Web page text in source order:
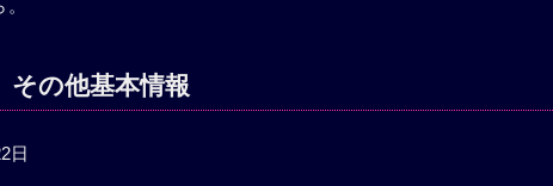
その他基本情報
日